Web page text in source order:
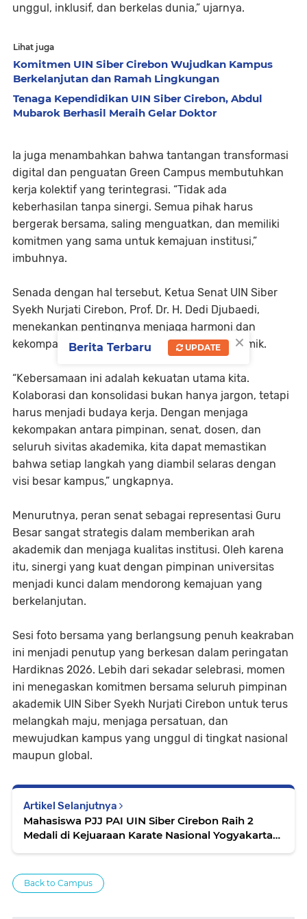
unggul, inklusif, dan berkelas dunia,” ujarnya.
Lihat juga
Komitmen UIN Siber Cirebon Wujudkan Kampus
Berkelanjutan dan Ramah Lingkungan
Tenaga Kependidikan UIN Siber Cirebon, Abdul
Mubarok Berhasil Meraih Gelar Doktor
Ia juga menambahkan bahwa tantangan transformasi
digital dan penguatan Green Campus membutuhkan
kerja kolektif yang terintegrasi. “Tidak ada
keberhasilan tanpa sinergi. Semua pihak harus
bergerak bersama, saling menguatkan, dan memiliki
komitmen yang sama untuk kemajuan institusi,”
imbuhnya.
Senada dengan hal tersebut, Ketua Senat UIN Siber
Syekh Nurjati Cirebon, Prof. Dr. H. Dedi Djubaedi,
menekankan pentingnya menjaga harmoni dan
kekompakan dalam menjalankan peran akademik.
“Kebersamaan ini adalah kekuatan utama kita.
Kolaborasi dan konsolidasi bukan hanya jargon, tetapi
harus menjadi budaya kerja. Dengan menjaga
kekompakan antara pimpinan, senat, dosen, dan
seluruh sivitas akademika, kita dapat memastikan
bahwa setiap langkah yang diambil selaras dengan
visi besar kampus,” ungkapnya.
Menurutnya, peran senat sebagai representasi Guru
Besar sangat strategis dalam memberikan arah
akademik dan menjaga kualitas institusi. Oleh karena
itu, sinergi yang kuat dengan pimpinan universitas
menjadi kunci dalam mendorong kemajuan yang
berkelanjutan.
Sesi foto bersama yang berlangsung penuh keakraban
ini menjadi penutup yang berkesan dalam peringatan
Hardiknas 2026. Lebih dari sekadar selebrasi, momen
ini menegaskan komitmen bersama seluruh pimpinan
akademik UIN Siber Syekh Nurjati Cirebon untuk terus
melangkah maju, menjaga persatuan, dan
mewujudkan kampus yang unggul di tingkat nasional
maupun global.
Artikel Selanjutnya
Mahasiswa PJJ PAI UIN Siber Cirebon Raih 2
Medali di Kejuaraan Karate Nasional Yogyakarta
Back to Campus
×
Berita Terbaru UPDATE